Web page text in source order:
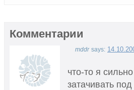
Комментарии
mddr says:
что-то я
затачивать